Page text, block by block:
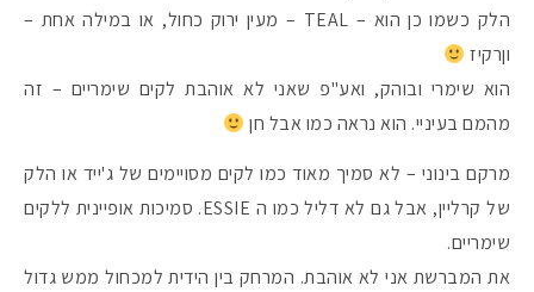
הלק כשמו כן הוא – TEAL – מעין ירוק כחול, או במילה אחת –
וןרקיז
הוא שימרי ובוהק, ואע"פ שאני לא אוהבת לקים שימריים – זה
מהמם בעיניי. הוא נראה כמו אבל חן
מרקם בינוני – לא סמיך מאוד כמו לקים מסויימים של ג'ייד או הלק
של קרליין, אבל גם לא דליל כמו ה ESSIE. סמיכות אופיינית ללקים
שימריים.
את המברשת אני לא אוהבת. המרחק בין הידית למכחול ממש גדול